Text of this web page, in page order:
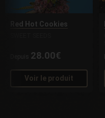
Red Hot Cookies
28.00€
Voir le produit